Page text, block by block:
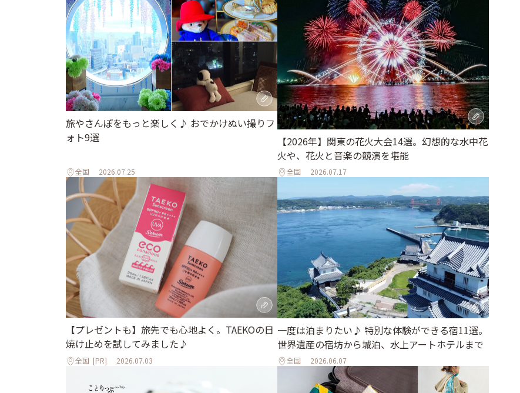
旅やさんぽをもっと楽しく♪ おでかけぬい撮りフ
ォト9選
全国 2026.07.25
【2026年】関東の花火大会14選。幻想的な水中花
火や、花火と音楽の競演を堪能
全国 2026.07.17
【プレゼントも】旅先でも心地よく。TAEKOの日
焼け止めを試してみました♪
全国 [PR] 2026.07.03
一度は泊まりたい♪ 特別な体験ができる宿11選。
世界遺産の宿坊から城泊、水上アートホテルまで
全国 2026.06.07